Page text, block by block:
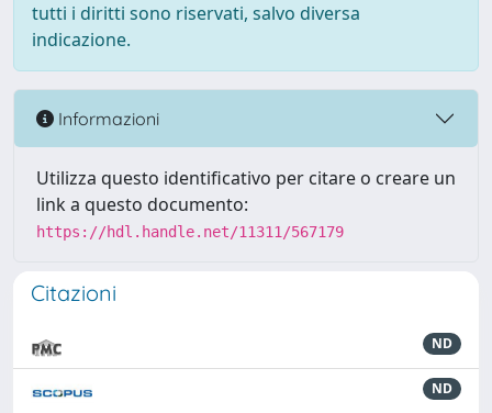
tutti i diritti sono riservati, salvo diversa
indicazione.
Informazioni
Utilizza questo identificativo per citare o creare un
link a questo documento:
https://hdl.handle.net/11311/567179
Citazioni
ND
ND